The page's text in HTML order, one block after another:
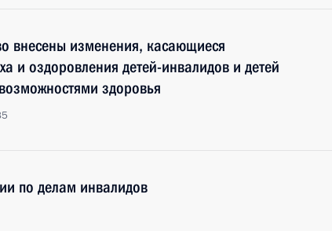
внесены изменения, касающиеся
и оздоровления детей-инвалидов и детей
здоровья
по делам инвалидов